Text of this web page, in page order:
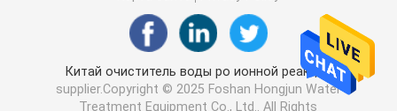
Водоочистка фильтров мультимедиа
Водоросль ЭДИ
Китай очиститель воды ро ионной реакции
supplier.Copyright © 2025 Foshan Hongjun Water
Treatment Equipment Co., Ltd.. All Rights